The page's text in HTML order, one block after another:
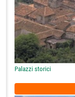
Palazzi storici